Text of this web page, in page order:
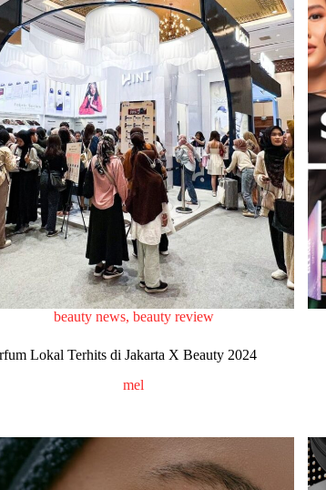
beauty news, beauty review
Lokal Terhits di Jakarta X Beauty 2024
mel